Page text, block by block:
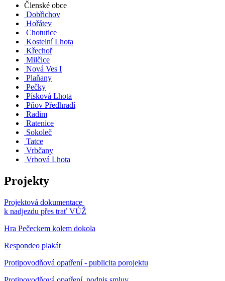
Členské obce
Dobřichov
Hořátev
Chotutice
Kostelní Lhota
Křechoř
Milčice
Nová Ves I
Plaňany
Pečky
Písková Lhota
Pňov Předhradí
Radim
Ratenice
Sokoleč
Tatce
Vrbčany
Vrbová Lhota
Projekty
Projektová dokumentace
k nadjezdu přes trať VÚŽ
Hra Pečeckem kolem dokola
Respondeo plakát
Protipovodňová opatření - publicita porojektu